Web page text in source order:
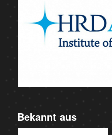
Bekannt aus